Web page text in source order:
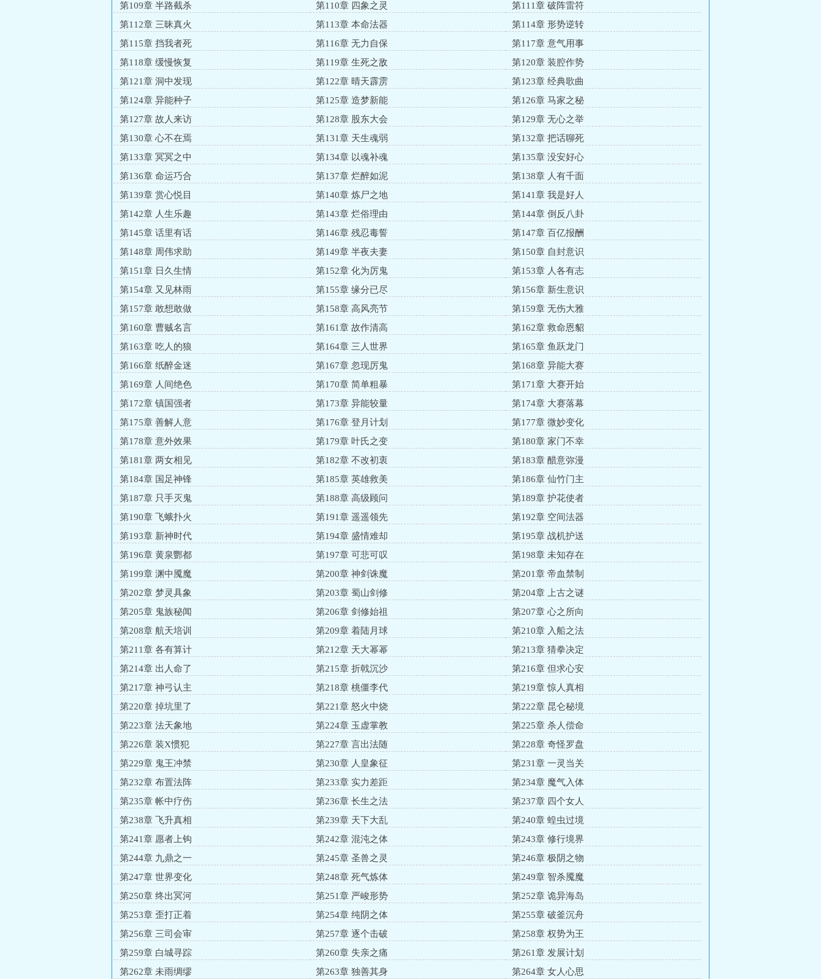
第109章 半路截杀
第110章 四象之灵
第111章 破阵雷符
第112章 三昧真火
第113章 本命法器
第114章 形势逆转
第115章 挡我者死
第116章 无力自保
第117章 意气用事
第118章 缓慢恢复
第119章 生死之敌
第120章 装腔作势
第121章 洞中发现
第122章 晴天霹雳
第123章 经典歌曲
第124章 异能种子
第125章 造梦新能
第126章 马家之秘
第127章 故人来访
第128章 股东大会
第129章 无心之举
第130章 心不在焉
第131章 天生魂弱
第132章 把话聊死
第133章 冥冥之中
第134章 以魂补魂
第135章 没安好心
第136章 命运巧合
第137章 烂醉如泥
第138章 人有千面
第139章 赏心悦目
第140章 炼尸之地
第141章 我是好人
第142章 人生乐趣
第143章 烂俗理由
第144章 倒反八卦
第145章 话里有话
第146章 残忍毒誓
第147章 百亿报酬
第148章 周伟求助
第149章 半夜夫妻
第150章 自封意识
第151章 日久生情
第152章 化为厉鬼
第153章 人各有志
第154章 又见林雨
第155章 缘分已尽
第156章 新生意识
第157章 敢想敢做
第158章 高风亮节
第159章 无伤大雅
第160章 曹贼名言
第161章 故作清高
第162章 救命恩貂
第163章 吃人的狼
第164章 三人世界
第165章 鱼跃龙门
第166章 纸醉金迷
第167章 忽现厉鬼
第168章 异能大赛
第169章 人间绝色
第170章 简单粗暴
第171章 大赛开始
第172章 镇国强者
第173章 异能较量
第174章 大赛落幕
第175章 善解人意
第176章 登月计划
第177章 微妙变化
第178章 意外效果
第179章 叶氏之变
第180章 家门不幸
第181章 两女相见
第182章 不改初衷
第183章 醋意弥漫
第184章 国足神锋
第185章 英雄救美
第186章 仙竹门主
第187章 只手灭鬼
第188章 高级顾问
第189章 护花使者
第190章 飞蛾扑火
第191章 遥遥领先
第192章 空间法器
第193章 新神时代
第194章 盛情难却
第195章 战机护送
第196章 黄泉酆都
第197章 可悲可叹
第198章 未知存在
第199章 渊中魇魔
第200章 神剑诛魔
第201章 帝血禁制
第202章 梦灵具象
第203章 蜀山剑修
第204章 上古之谜
第205章 鬼族秘闻
第206章 剑修始祖
第207章 心之所向
第208章 航天培训
第209章 着陆月球
第210章 入船之法
第211章 各有算计
第212章 天大幂幂
第213章 猜拳决定
第214章 出人命了
第215章 折戟沉沙
第216章 但求心安
第217章 神弓认主
第218章 桃僵李代
第219章 惊人真相
第220章 掉坑里了
第221章 怒火中烧
第222章 昆仑秘境
第223章 法天象地
第224章 玉虚掌教
第225章 杀人偿命
第226章 装X惯犯
第227章 言出法随
第228章 奇怪罗盘
第229章 鬼王冲禁
第230章 人皇象征
第231章 一灵当关
第232章 布置法阵
第233章 实力差距
第234章 魔气入体
第235章 帐中疗伤
第236章 长生之法
第237章 四个女人
第238章 飞升真相
第239章 天下大乱
第240章 蝗虫过境
第241章 愿者上钩
第242章 混沌之体
第243章 修行境界
第244章 九鼎之一
第245章 圣兽之灵
第246章 极阴之物
第247章 世界变化
第248章 死气炼体
第249章 智杀魇魔
第250章 终出冥河
第251章 严峻形势
第252章 诡异海岛
第253章 歪打正着
第254章 纯阴之体
第255章 破釜沉舟
第256章 三司会审
第257章 逐个击破
第258章 权势为王
第259章 白城寻踪
第260章 失亲之痛
第261章 发展计划
第262章 未雨绸缪
第263章 独善其身 第264章 女人心思